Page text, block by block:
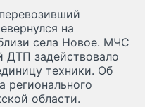
на
села Новое. МЧС
ДТП задействовало
техники. Об
регионального
области.